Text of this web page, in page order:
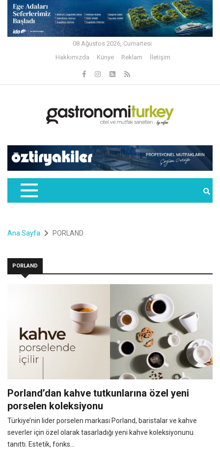
08 Ağustos 2026, Cumartesi
Hakkımızda
Künye Reklam İletişim
Ana Sayfa PORLAND
PORLAND
Porland’dan kahve tutkunlarına özel yeni
porselen koleksiyonu
Türkiye’nin lider porselen markası Porland, baristalar ve kahve
severler için özel olarak tasarladığı yeni kahve koleksiyonunu
tanıttı. Estetik, fonks...